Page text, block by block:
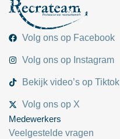
Volg ons op Facebook
Volg ons op Instagram
Bekijk video’s op Tiktok
Volg ons op X
Medewerkers
Veelgestelde vragen